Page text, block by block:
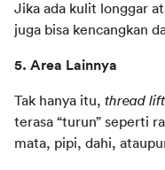
Jika ada kulit longgar
juga bisa kencangkan
5. Area Lainnya
Tak hanya itu, thread lift
terasa “turun” seperti
mata, pipi, dahi,